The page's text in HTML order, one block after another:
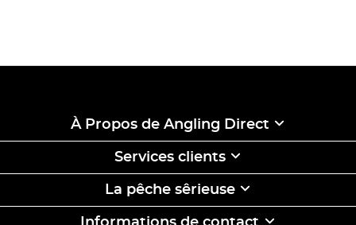
À Propos de Angling Direct
Services clients
La pêche sêrieuse